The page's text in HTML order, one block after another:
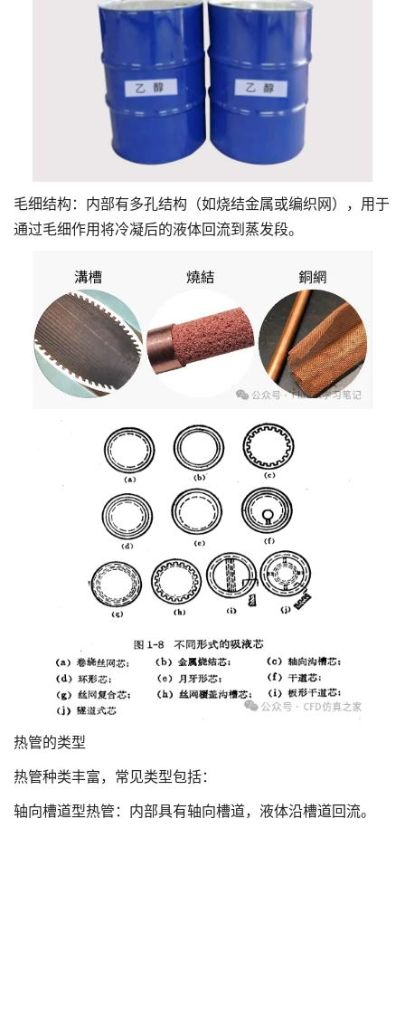
毛细结构：内部有多孔结构（如烧结金属或编织网），用于
通过毛细作用将冷凝后的液体回流到蒸发段。
热管的类型
热管种类丰富，常见类型包括：
轴向槽道型热管：内部具有轴向槽道，液体沿槽道回流。